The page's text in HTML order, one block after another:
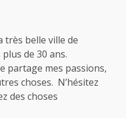
très belle ville de
de 30 ans.
partage mes passions,
choses. N’hésitez
des choses